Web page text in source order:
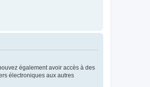
également avoir accès à des
électroniques aux autres